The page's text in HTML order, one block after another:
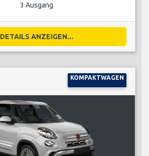
3 Ausgang
DETAILS ANZEIGEN...
KOMPAKTWAGEN